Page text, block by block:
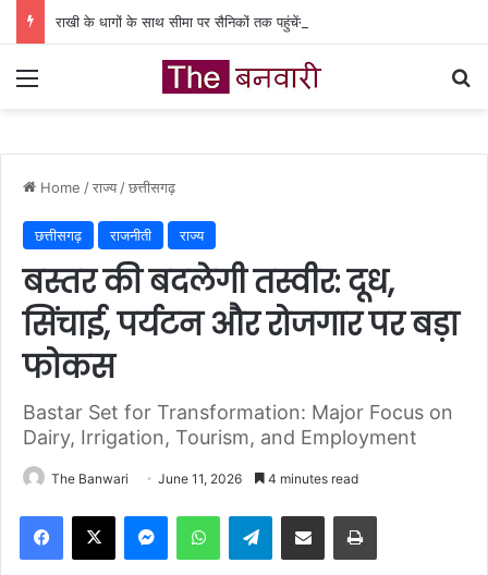
Menu
Home /राज्य /छत्तीसगढ़
छत्तीसगढ़ राजनीती राज्य
बस्तर की बदलेगी तस्वीर: दूध,
सिंचाई, पर्यटन और रोजगार पर बड़ा
फोकस
Bastar Set for Transformation: Major Focus on
Dairy, Irrigation, Tourism, and Employment
The Banwari June 11, 2026 4 minutes read
Facebook
X MessengerWhatsAppTelegramShare via Email Print